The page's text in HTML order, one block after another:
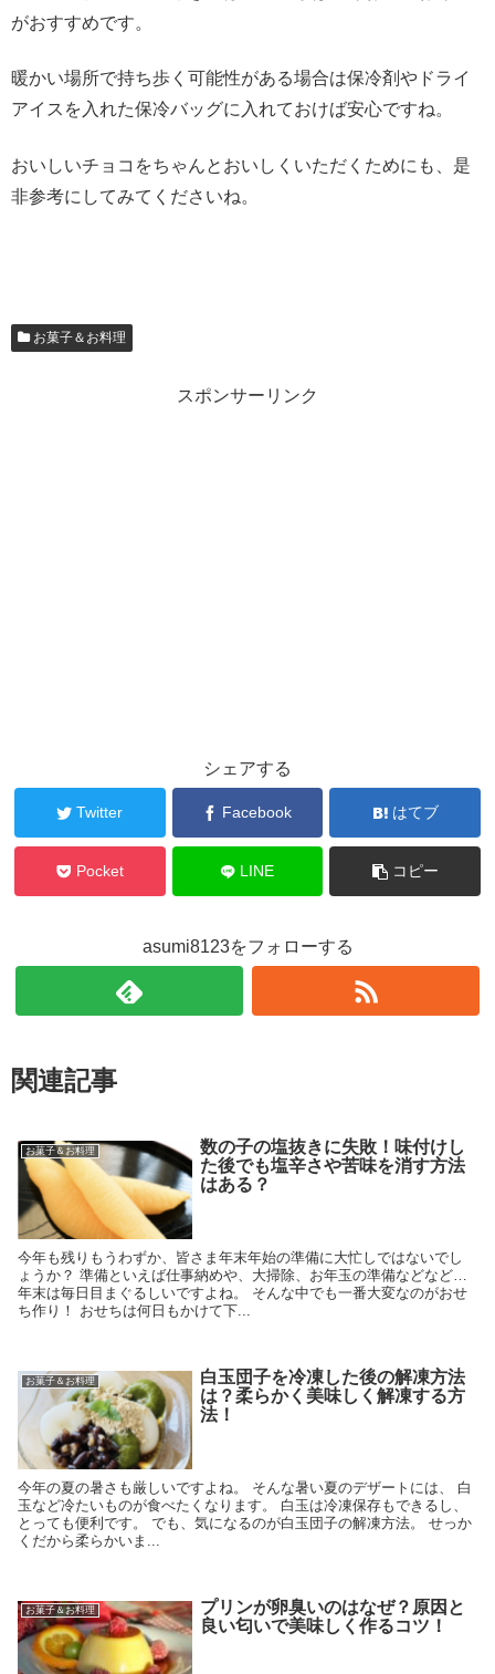
がおすすめです。
暖かい場所で持ち歩く可能性がある場合は保冷剤やドライ
アイスを入れた保冷バッグに入れておけば安心ですね。
おいしいチョコをちゃんとおいしくいただくためにも、是
非参考にしてみてくださいね。
お菓子＆お料理
スポンサーリンク
シェアする
Twitter Facebook はてブ
Pocket LINE コピー
asumi8123をフォローする
関連記事
お菓子＆お料理
数の子の塩抜きに失敗！味付けし
た後でも塩辛さや苦味を消す方法
はある？
今年も残りもうわずか、皆さま年末年始の準備に大忙しではないでし
ょうか？ 準備といえば仕事納めや、大掃除、お年玉の準備などなど…
年末は毎日目まぐるしいですよね。 そんな中でも一番大変なのがおせ
ち作り！ おせちは何日もかけて下...
お菓子＆お料理
白玉団子を冷凍した後の解凍方法
は？柔らかく美味しく解凍する方
法！
今年の夏の暑さも厳しいですよね。 そんな暑い夏のデザートには、 白
玉など冷たいものが食べたくなります。 白玉は冷凍保存もできるし、
とっても便利です。 でも、気になるのが白玉団子の解凍方法。 せっか
くだから柔らかいま...
お菓子＆お料理
プリンが卵臭いのはなぜ？原因と
良い匂いで美味しく作るコツ！